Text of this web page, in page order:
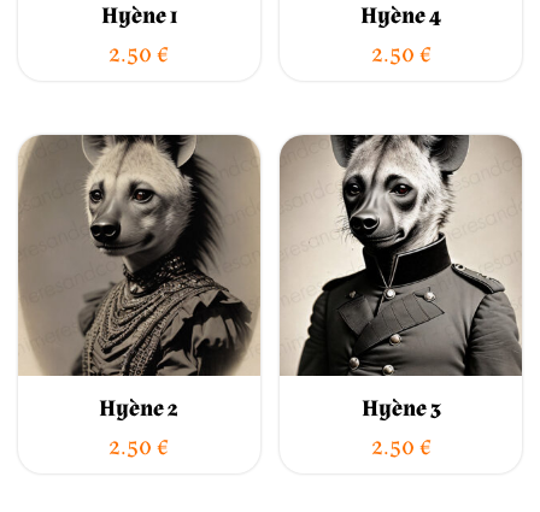
Hyène 1
2.50€
Hyène 4
2.50€
Hyène 2
2.50€
Hyène 3
2.50€